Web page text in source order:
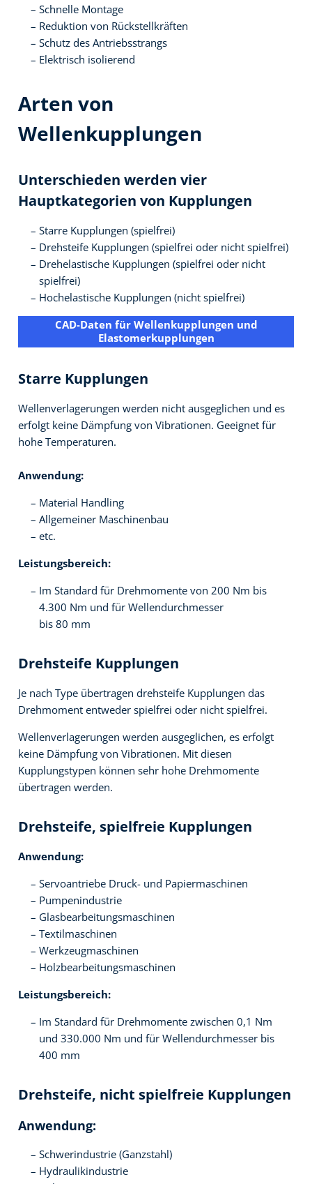
Schnelle Montage
Reduktion von Rückstellkräften
Schutz des Antriebsstrangs
Elektrisch isolierend
Arten von
Wellenkupplungen
Unterschieden werden vier
Hauptkategorien von Kupplungen
Starre Kupplungen (spielfrei)
Drehsteife Kupplungen (spielfrei oder nicht spielfrei)
Drehelastische Kupplungen (spielfrei oder nicht
spielfrei)
Hochelastische Kupplungen (nicht spielfrei)
CAD-Daten für Wellenkupplungen und
Elastomerkupplungen
Starre Kupplungen
Wellenverlagerungen werden nicht ausgeglichen und es
erfolgt keine Dämpfung von Vibrationen. Geeignet für
hohe Temperaturen.
Anwendung:
Material Handling
Allgemeiner Maschinenbau
etc.
Leistungsbereich:
Im Standard für Drehmomente von 200 Nm bis
4.300 Nm und für Wellendurchmesser
bis 80 mm
Drehsteife Kupplungen
Je nach Type übertragen drehsteife Kupplungen das
Drehmoment entweder spielfrei oder nicht spielfrei.
Wellenverlagerungen werden ausgeglichen, es erfolgt
keine Dämpfung von Vibrationen. Mit diesen
Kupplungstypen können sehr hohe Drehmomente
übertragen werden.
Drehsteife, spielfreie Kupplungen
Anwendung:
Servoantriebe Druck- und Papiermaschinen
Pumpenindustrie
Glasbearbeitungsmaschinen
Textilmaschinen
Werkzeugmaschinen
Holzbearbeitungsmaschinen
Leistungsbereich:
Im Standard für Drehmomente zwischen 0,1 Nm
und 330.000 Nm und für Wellendurchmesser bis
400 mm
Drehsteife, nicht spielfreie Kupplungen
Anwendung:
Schwerindustrie (Ganzstahl)
Hydraulikindustrie